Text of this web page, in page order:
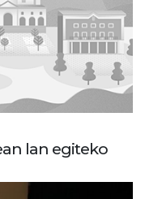
lan egiteko